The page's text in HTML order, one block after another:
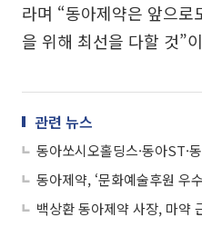
라며 “동아제약은 앞으
을 위해 최선을 다할 것”
관련 뉴스
백상환 동아제약 사장, 마약